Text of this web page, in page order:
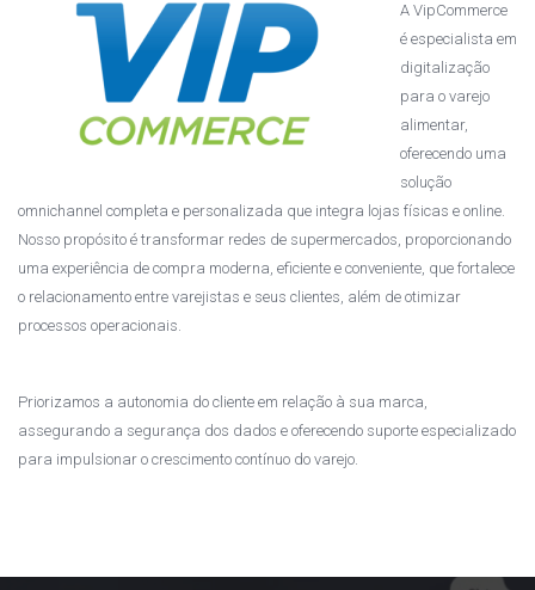
A VipCommerce
é especialista em
digitalização
para o varejo
alimentar,
oferecendo uma
solução
omnichannel completa e personalizada que integra lojas físicas e online.
Nosso propósito é transformar redes de supermercados, proporcionando
uma experiência de compra moderna, eficiente e conveniente, que fortalece
o relacionamento entre varejistas e seus clientes, além de otimizar
processos operacionais.
Priorizamos a autonomia do cliente em relação à sua marca,
assegurando a segurança dos dados e oferecendo suporte especializado
para impulsionar o crescimento contínuo do varejo.